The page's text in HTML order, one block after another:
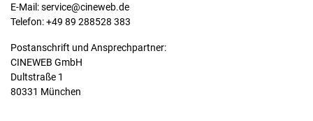
E-Mail: service@cineweb.de
Telefon: +49 89 288528 383
Postanschrift und Ansprechpartner:
CINEWEB GmbH
Dultstraße 1
80331 München